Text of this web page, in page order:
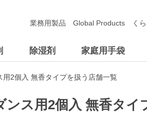
除湿剤 家庭用手袋
業務用製品 Global Products く
2個入 無香タイプを扱う店舗一覧
ス用2個入 無香タイ